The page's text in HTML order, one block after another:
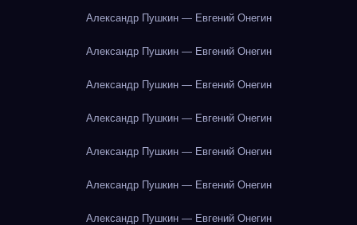
Александр Пушкин — Евгений Онегин
Александр Пушкин — Евгений Онегин
Александр Пушкин — Евгений Онегин
Александр Пушкин — Евгений Онегин
Александр Пушкин — Евгений Онегин
Александр Пушкин — Евгений Онегин
Александр Пушкин — Евгений Онегин